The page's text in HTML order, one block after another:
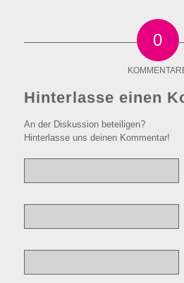
0
Hinterlasse einen
An der Diskussion beteiligen?
Hinterlasse uns deinen Kommentar!